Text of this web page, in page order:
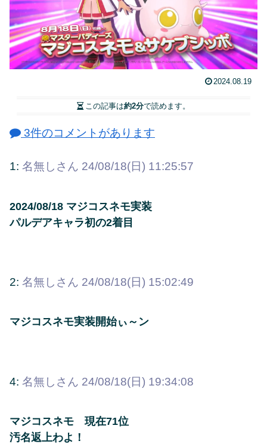
2024.08.19
この記事は約2分で読めます。
3件のコメントがあります
1: 名無しさん 24/08/18(日) 11:25:57
2024/08/18 マジコスネモ実装
パルデアキャラ初の2着目
2: 名無しさん 24/08/18(日) 15:02:49
マジコスネモ実装開始ぃ～ン
4: 名無しさん 24/08/18(日) 19:34:08
マジコスネモ 現在71位
汚名返上わよ！